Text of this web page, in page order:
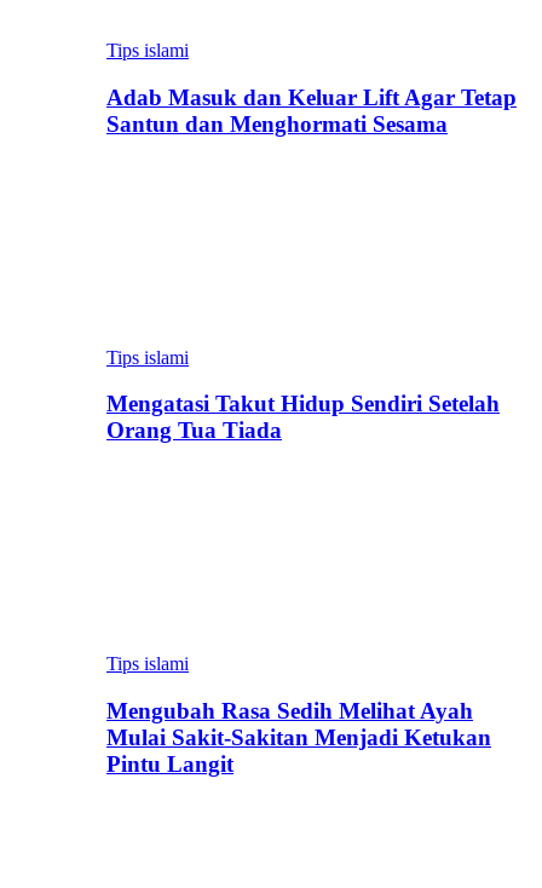
Tips islami
Adab Masuk dan Keluar Lift Agar Tetap
Santun dan Menghormati Sesama
Tips islami
Mengatasi Takut Hidup Sendiri Setelah
Orang Tua Tiada
Tips islami
Mengubah Rasa Sedih Melihat Ayah
Mulai Sakit-Sakitan Menjadi Ketukan
Pintu Langit